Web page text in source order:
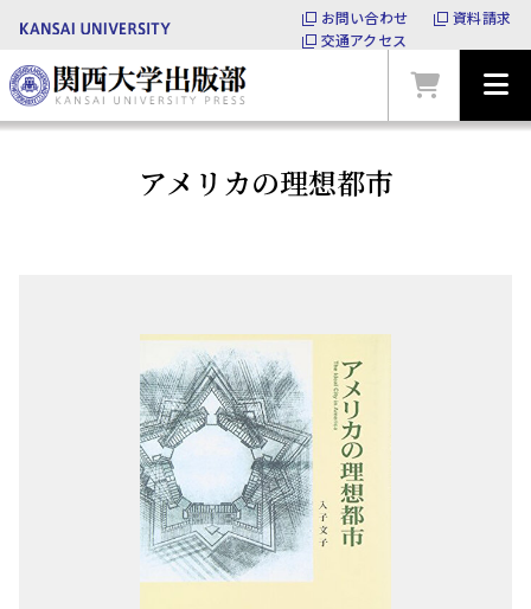
お問い合わせ
資料請求
交通アクセス
アメリカの理想都市